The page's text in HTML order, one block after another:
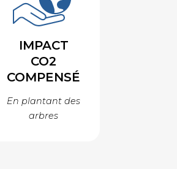
IMPACT
CO2
COMPENSÉ
En plantant des
arbres